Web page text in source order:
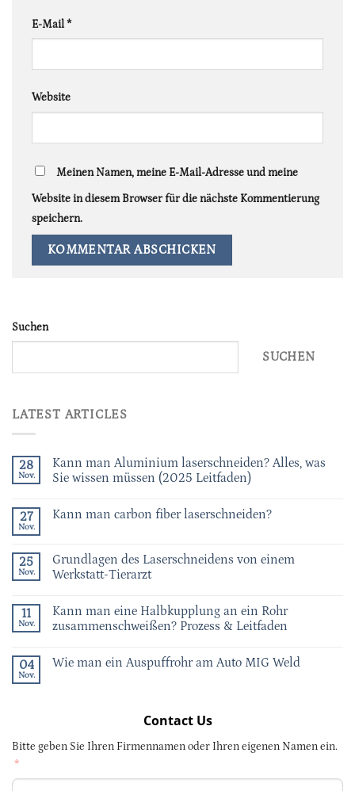
E-Mail*
Website
Meinen Namen, meine E-Mail-Adresse und meine
Website in diesem Browser für die nächste Kommentierung
speichern.
Suchen
SUCHEN
LATEST ARTICLES
28
Nov.
Kann man Aluminium laserschneiden? Alles, was
Sie wissen müssen (2025 Leitfaden)
27
Nov.
Kann man carbon fiber laserschneiden?
25
Nov.
Grundlagen des Laserschneidens von einem
Werkstatt-Tierarzt
11
Nov.
Kann man eine Halbkupplung an ein Rohr
zusammenschweißen? Prozess & Leitfaden
04
Nov.
Wie man ein Auspuffrohr am Auto MIG Weld
Contact Us
Bitte geben Sie Ihren Firmennamen oder Ihren eigenen Namen ein.